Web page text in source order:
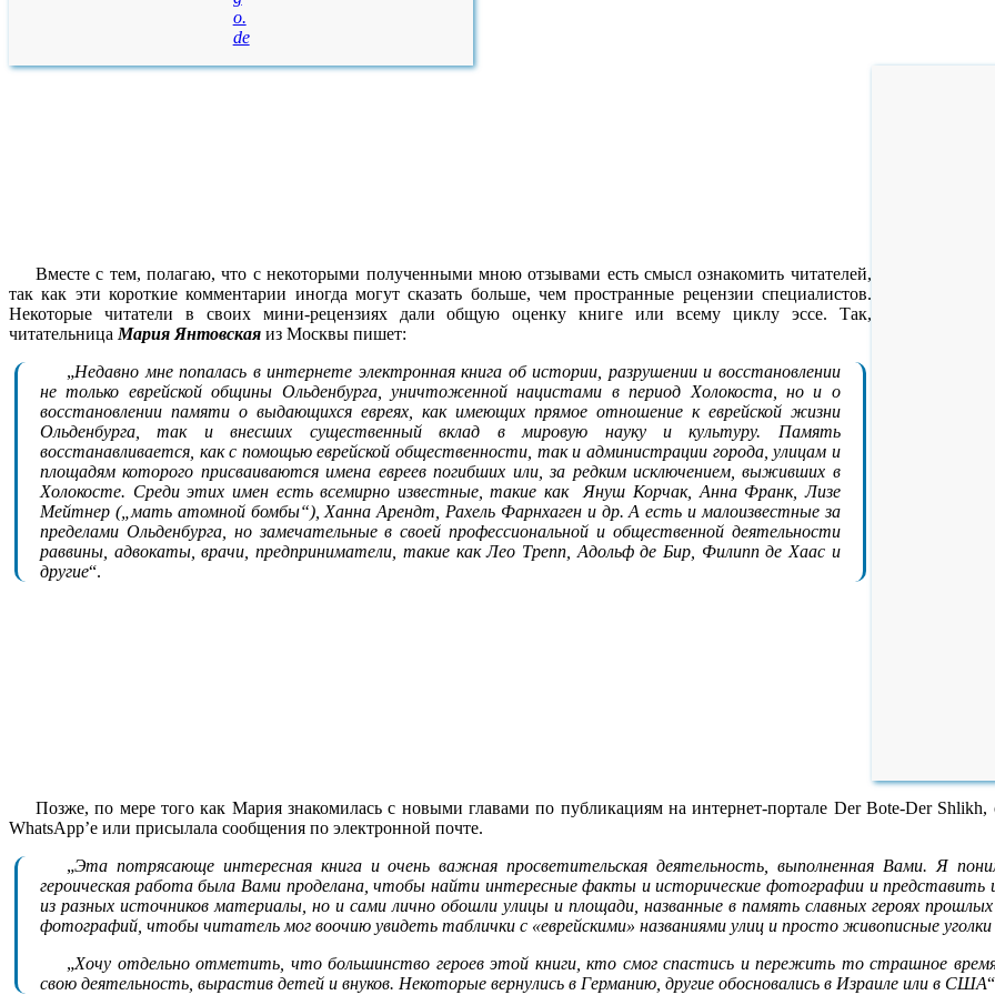
o.
de
Вместе с тем, полагаю, что с некоторыми полученными мною отзывами есть смысл ознакомить читателей,
так как эти короткие комментарии иногда могут сказать больше, чем пространные рецензии специалистов.
Некоторые читатели в своих мини-рецензиях дали общую оценку книге или всему циклу эссе. Так,
читательница Мария Янтовская из Москвы пишет:
„Недавно мне попалась в интернете электронная книга об истории, разрушении и восстановлении
не только еврейской общины Ольденбурга, уничтоженной нацистами в период Холокоста, но и о
восстановлении памяти о выдающихся евреях, как имеющих прямое отношение к еврейской жизни
Ольденбурга, так и внесших существенный вклад в мировую науку и культуру. Память
восстанавливается, как с помощью еврейской общественности, так и администрации города, улицам и
площадям которого присваиваются имена евреев погибших или, за редким исключением, выживших в
Холокосте. Среди этих имен есть всемирно известные, такие как Януш Корчак, Анна Франк, Лизе
Мейтнер („мать атомной бомбы“), Ханна Арендт, Рахель Фарнхаген и др. А есть и малоизвестные за
пределами Ольденбурга, но замечательные в своей профессиональной и общественной деятельности
раввины, адвокаты, врачи, предприниматели, такие как Лео Трепп, Адольф де Бир, Филипп де Хаас и
другие“.
Позже, по мере того как Мария знакомилась с новыми главами по публикациям на интернет-портале Der Bote-Der Shlikh,
WhatsApp’е или присылала сообщения по электронной почте.
„Эта потрясающе интересная книга и очень важная просветительская деятельность, выполненная Вами. Я
героическая работа была Вами проделана, чтобы найти интересные факты и исторические фотографии и
из разных источников материалы, но и сами лично обошли улицы и площади, названные в память славных героях
фотографий, чтобы читатель мог воочию увидеть таблички с «еврейскими» названиями улиц и просто живописные уголки
„Хочу отдельно отметить, что большинство героев этой книги, кто смог спастись и пережить то страшное
свою деятельность, вырастив детей и внуков. Некоторые вернулись в Германию, другие обосновались в Израиле или в США